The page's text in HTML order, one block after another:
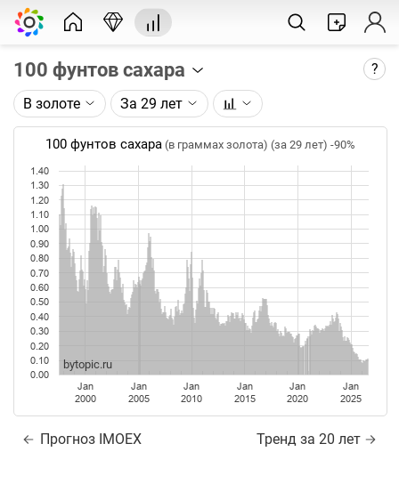
100 фунтов сахара ?
Описание графика:
Цена фьючерса на сахар, торгуемого на ICE.
Каждая точка на графике - цена закрытия дня,
недели или месяца. Оптимальный таймфрейм
(день, неделя, месяц) подбирается автоматически
при изменении глубины графика.
Данные добавляются ежедневно.
В золоте За 29 лет
100 фунтов сахара (в граммах золота) (за 29 лет) -90%
Jan
2000
Jan
2005
Jan
2010
Jan
2015
Jan
2020
Jan
2025
0.00
0.10
0.20
0.30
0.40
0.50
0.60
0.70
0.80
0.90
1.00
1.10
1.20
1.30
1.40
bytopic.ru
Прогноз IMOEX Тренд за 20 лет